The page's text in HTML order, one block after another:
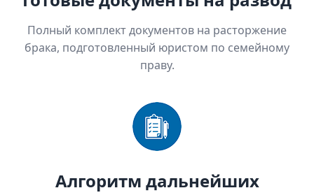
Полный комплект документов на расторжение
брака, подготовленный юристом по семейному
праву.
Алгоритм дальнейших